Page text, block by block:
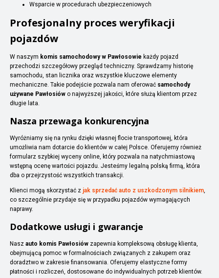
Wsparcie w procedurach ubezpieczeniowych
Profesjonalny proces weryfikacji
pojazdów
W naszym komis samochodowy w Pawłosowie każdy pojazd
przechodzi szczegółowy przegląd techniczny. Sprawdzamy historię
samochodu, stan licznika oraz wszystkie kluczowe elementy
mechaniczne. Takie podejście pozwala nam oferować samochody
używane Pawłosiów o najwyższej jakości, które służą klientom przez
długie lata.
Nasza przewaga konkurencyjna
Wyróżniamy się na rynku dzięki własnej flocie transportowej, która
umożliwia nam dotarcie do klientów w całej Polsce. Oferujemy również
formularz szybkiej wyceny online, który pozwala na natychmiastową
wstępną ocenę wartości pojazdu. Jesteśmy legalną polską firmą, która
dba o przejrzystość wszystkich transakcji.
Klienci mogą skorzystać z jak sprzedać auto z uszkodzonym silnikiem,
co szczególnie przydaje się w przypadku pojazdów wymagających
naprawy.
Dodatkowe usługi i gwarancje
Nasz auto komis Pawłosiów zapewnia kompleksową obsługę klienta,
obejmującą pomoc w formalnościach związanych z zakupem oraz
doradztwo w zakresie finansowania. Oferujemy elastyczne formy
płatności i rozliczeń, dostosowane do indywidualnych potrzeb klientów.